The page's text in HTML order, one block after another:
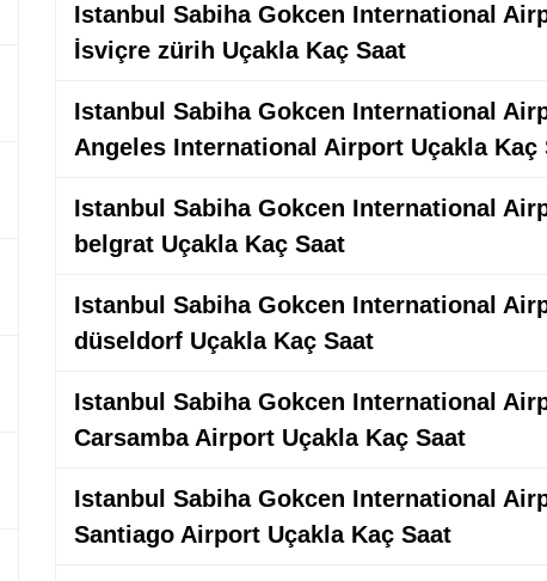
Istanbul Sabiha Gokcen International
İsviçre zürih Uçakla Kaç Saat
Istanbul Sabiha Gokcen International
Angeles International Airport Uçakla Kaç
Istanbul Sabiha Gokcen International
belgrat Uçakla Kaç Saat
Istanbul Sabiha Gokcen International
düseldorf Uçakla Kaç Saat
Istanbul Sabiha Gokcen International
Carsamba Airport Uçakla Kaç Saat
Istanbul Sabiha Gokcen International
Santiago Airport Uçakla Kaç Saat